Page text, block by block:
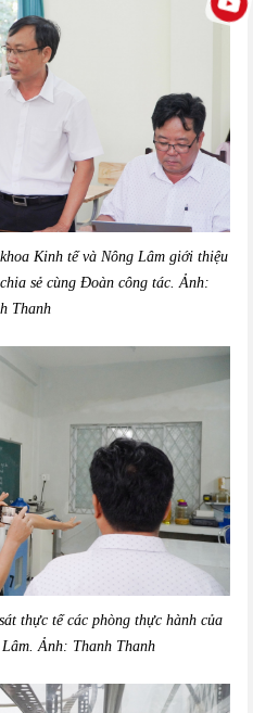
Kinh tế và Nông Lâm giới thiệu
sẻ cùng Đoàn công tác. Ảnh:
Thanh
thực tế các phòng thực hành của
Ảnh: Thanh Thanh